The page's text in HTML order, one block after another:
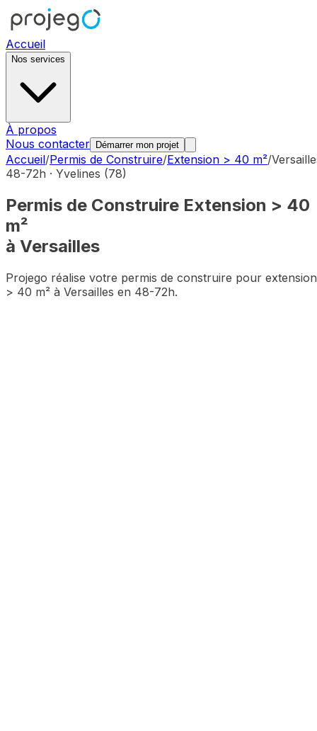
Accueil
Nos services
À propos
Nous contacter
Démarrer mon projet
Accueil/Permis de Construire/Extension > 40 m²/
48-72h · Yvelines (78)
Permis de Construire Extension > 40
m²
à Versailles
Projego réalise votre permis de construire pour extension
> 40 m² à Versailles en 48-72h.